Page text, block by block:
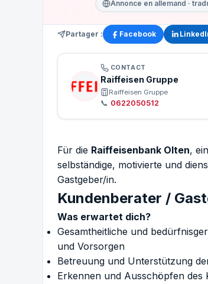
Annonce en allemand ·
Partager : Facebook
CONTACT
Raiffeisen Gruppe
Raiffeisen Gruppe
📞 0622050512
Für die Raiffeisenbank Olten,
selbständige, motivierte und
Gastgeber/in.
Kundenberater /
Was erwartet dich?
Gesamtheitliche und
und Vorsorgen
Betreuung und Unterstützung
Erkennen und Ausschöpfen